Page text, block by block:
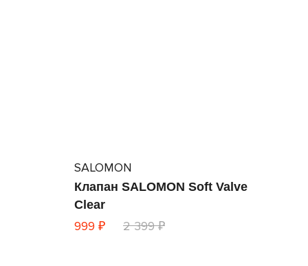
SALOMON
Клапан SALOMON Soft Valve
Clear
999 ₽ 2 399 ₽